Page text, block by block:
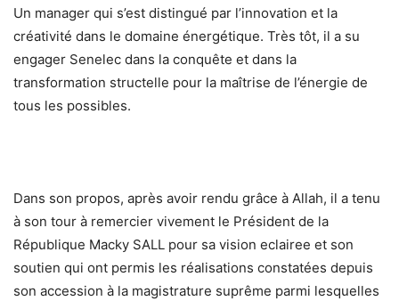
Un manager qui s’est distingué par l’innovation et la
créativité dans le domaine énergétique. Très tôt, il a su
engager Senelec dans la conquête et dans la
transformation structelle pour la maîtrise de l’énergie de
tous les possibles.
Dans son propos, après avoir rendu grâce à Allah, il a tenu
à son tour à remercier vivement le Président de la
République Macky SALL pour sa vision eclairee et son
soutien qui ont permis les réalisations constatées depuis
son accession à la magistrature suprême parmi lesquelles